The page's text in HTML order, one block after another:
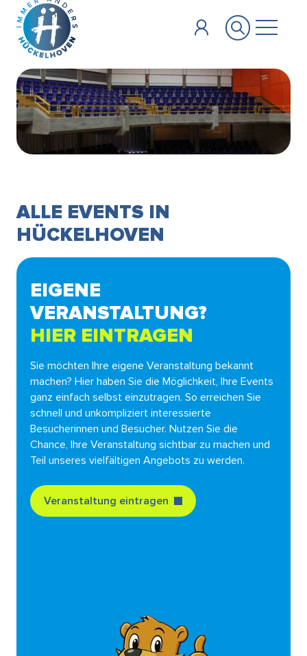
Zum Hauptinhalt springen
ALLE EVENTS IN
HÜCKELHOVEN
EIGENE
VERANSTALTUNG?
HIER EINTRAGEN
Sie möchten Ihre eigene Veranstaltung bekannt
machen? Hier haben Sie die Möglichkeit, Ihre Events
ganz einfach selbst einzutragen. So erreichen Sie
schnell und unkompliziert interessierte
Besucherinnen und Besucher. Nutzen Sie die
Chance, Ihre Veranstaltung sichtbar zu machen und
Teil unseres vielfältigen Angebots zu werden.
Veranstaltung eintragen